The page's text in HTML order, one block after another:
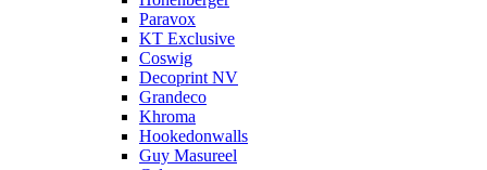
Paravox
KT Exclusive
Coswig
Decoprint NV
Grandeco
Khroma
Hookedonwalls
Guy Masureel